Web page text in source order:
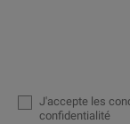
J'accepte les
confidentialité